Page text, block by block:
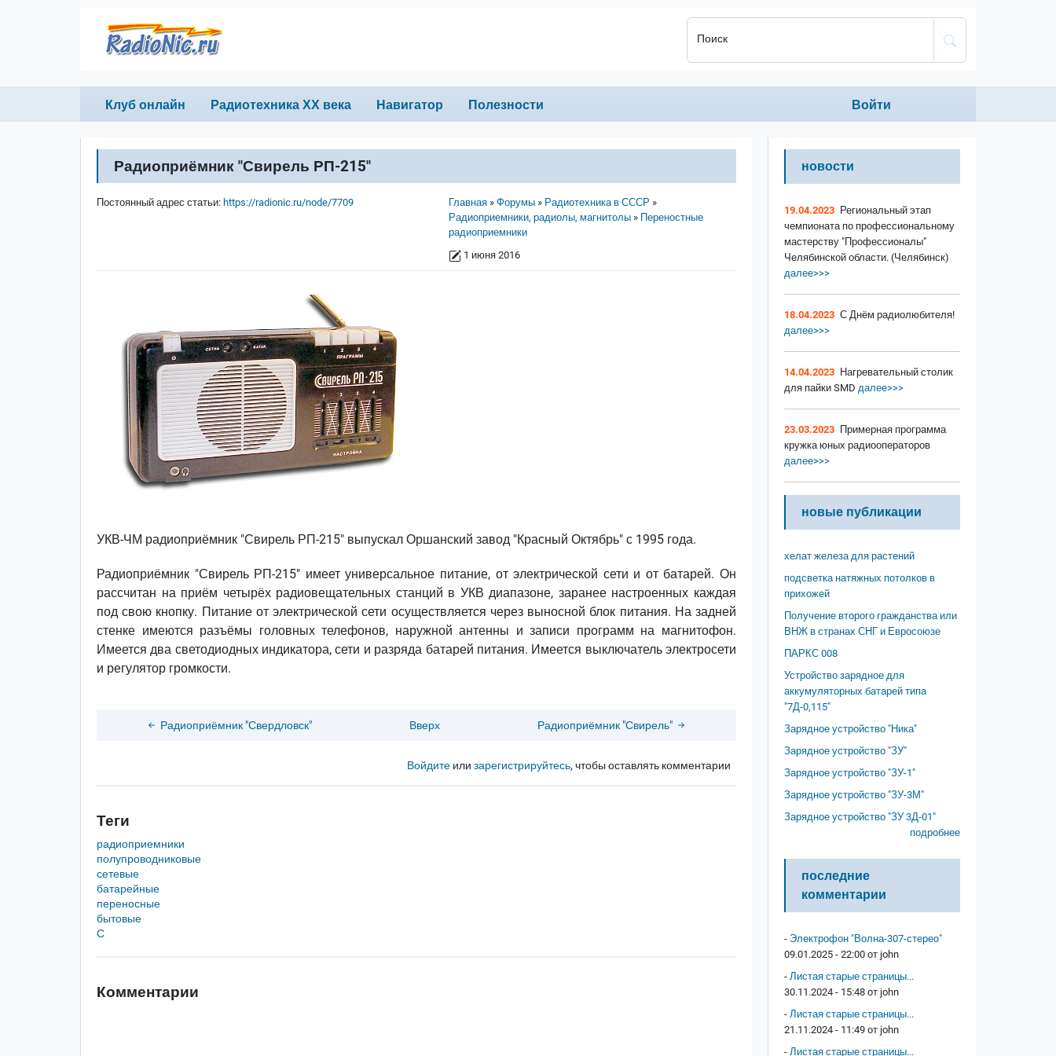
Поиск
Primary links
Клуб онлайн Радиотехника ХХ века Навигатор Полезности
Anonumous menu
Войти
Радиоприёмник "Свирель РП-215"
Строка навигации
Главная Форумы
Радиотехника в СССР
Радиоприемники, радиолы, магнитолы
Переностные
радиоприемники
1 июня 2016
Постоянный адрес статьи: https://radionic.ru/node/7709
УКВ-ЧМ радиоприёмник "Свирель РП-215" выпускал Оршанский завод "Красный Октябрь" с 1995 года.
Радиоприёмник "Свирель РП-215" имеет универсальное питание, от электрической сети и от батарей. Он
рассчитан на приём четырёх радиовещательных станций в УКВ диапазоне, заранее настроенных каждая
под свою кнопку. Питание от электрической сети осуществляется через выносной блок питания. На задней
стенке имеются разъёмы головных телефонов, наружной антенны и записи программ на магнитофон.
Имеется два светодиодных индикатора, сети и разряда батарей питания. Имеется выключатель электросети
и регулятор громкости.
Радиоприёмник "Свердловск" Вверх Радиоприёмник "Свирель"
Войдитеили зарегистрируйтесь, чтобы оставлять комментарии
Теги
радиоприемники
полупроводниковые
сетевые
батарейные
переносные
бытовые
С
Комментарии
новости
19.04.2023 Региональный этап
чемпионата по профессиональному
мастерству "Профессионалы"
Челябинской области. (Челябинск)
далее>>>
18.04.2023 С Днём радиолюбителя!
далее>>>
14.04.2023 Нагревательный столик
для пайки SMD далее>>>
23.03.2023 Примерная программа
кружка юных радиооператоров
далее>>>
новые публикации
хелат железа для растений
подсветка натяжных потолков в
прихожей
Получение второго гражданства или
ВНЖ в странах СНГ и Евросоюзе
ПАРКС 008
Устройство зарядное для
аккумуляторных батарей типа
"7Д-0,115"
Зарядное устройство "Ника"
Зарядное устройство "ЗУ"
Зарядное устройство "ЗУ-1"
Зарядное устройство "ЗУ-3М"
Зарядное устройство "ЗУ 3Д-01"
подробнее
последние
комментарии
- Электрофон "Волна-307-стерео"
09.01.2025 - 22:00 от john
- Листая старые страницы...
30.11.2024 - 15:48 от john
- Листая старые страницы...
21.11.2024 - 11:49 от john
- Листая старые страницы...